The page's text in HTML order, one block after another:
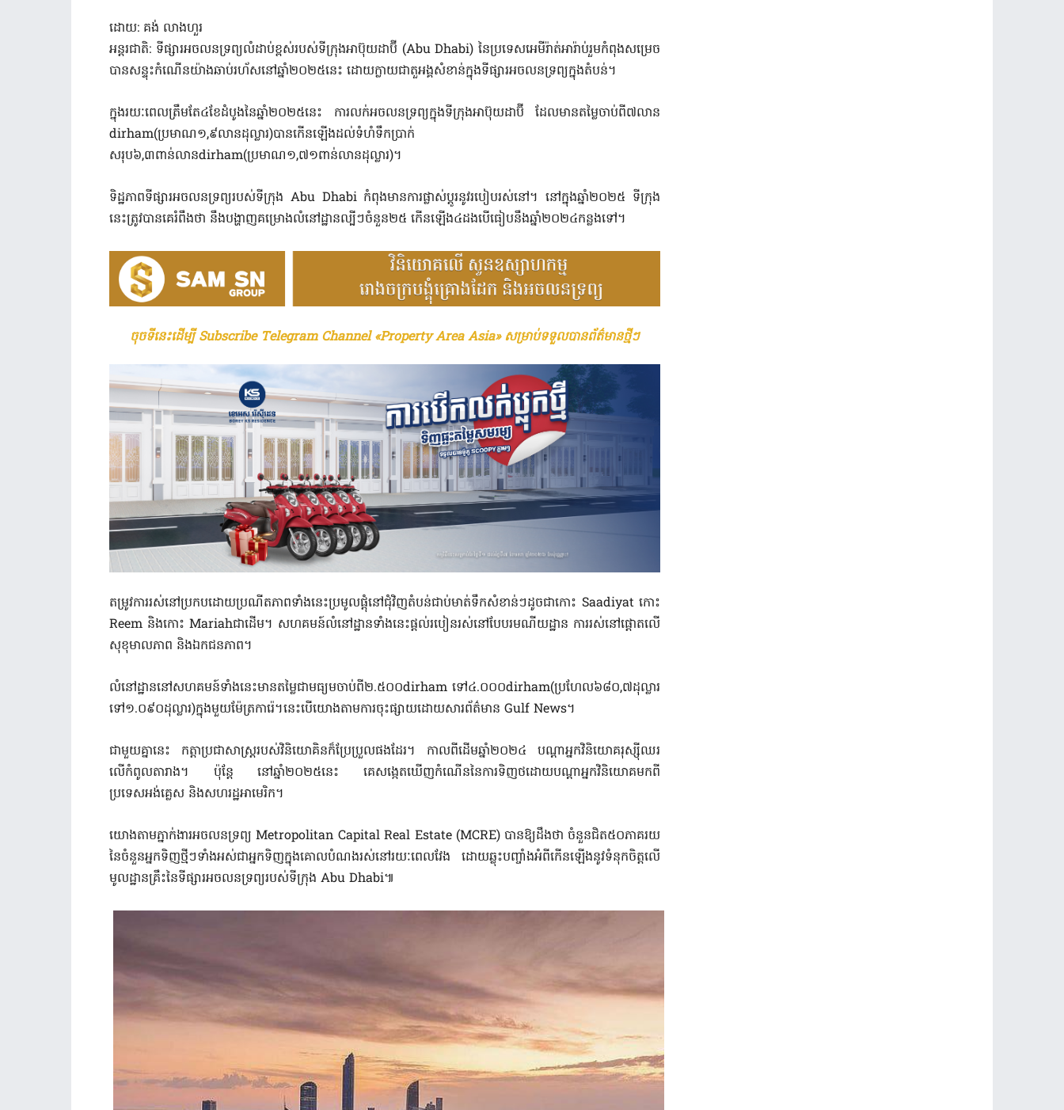
ដោយ: គង់ លាងហួរ
អន្តរជាតិ: ទីផ្សារអចលនទ្រព្យលំដាប់ខ្ពស់របស់ទីក្រុងអាប៊ុយដាប៊ី (Abu Dhabi) នៃប្រទេសអេមីរ៉ាត់អារ៉ាប់រួមកំពុងសម្រេច
បានសន្ទុះកំណើនយ៉ាងឆាប់រហ័សនៅឆ្នាំ២០២៥នេះ ដោយក្លាយជាតួអង្គសំខាន់ក្នុងទីផ្សារអចលនទ្រព្យក្នុងតំបន់។
ក្នុងរយៈពេលត្រឹមតែ៤ខែដំបូងនៃឆ្នាំ២០២៥នេះ ការលក់អចលនទ្រព្យក្នុងទីក្រុងអាប៊ុយដាប៊ី ដែលមានតម្លៃចាប់ពី៧លាន
dirham(ប្រមាណ១,៩លានដុល្លារ)បានកើនឡើងដល់ទំហំទឹកប្រាក់
សរុប៦,៣ពាន់លានdirham(ប្រមាណ១,៧១ពាន់លានដុល្លារ)។
ទិដ្ឋភាព​ទីផ្សារអចលនទ្រព្យ​របស់​ទីក្រុង Abu Dhabi កំពុង​មានការផ្លាស់ប្តូរនូវ​របៀប​រស់នៅ។ នៅក្នុងឆ្នាំ២០២៥ ទីក្រុង
នេះត្រូវបានគេរំពឹងថា នឹងបង្ហាញគម្រោងលំនៅដ្ឋានល្បីៗចំនួន២៥ កើនឡើង៤ដងបើធៀបនឹងឆ្នាំ២០២៤កន្លងទៅ។
ចុចទីនេះដើម្បី Subscribe Telegram Channel «Property Area Asia» សម្រាប់ទទួលបានព័ត៌មានថ្មីៗ
តម្រូវការរស់នៅប្រកបដោយប្រណីតភាពទាំងនេះប្រមូលផ្តុំនៅជុំវិញតំបន់ជាប់មាត់ទឹកសំខាន់ៗដូចជាកោះ Saadiyat កោះ
Reem និងកោះ Mariahជាដើម។ សហគមន៍លំនៅដ្ឋានទាំងនេះផ្តល់របៀនរស់នៅបែបរមណីយដ្ឋាន ការរស់នៅផ្តោតលើ
សុខុមាលភាព និងឯកជនភាព។
លំនៅដ្ឋាននៅសហគមន៍ទាំងនេះមានតម្លៃជាមធ្យមចាប់ពី២.៥០០dirham ទៅ៤.០០០dirham(ប្រហែល៦៨០,៧ដុល្លារ
ទៅ១.០៩០ដុល្លារ)ក្នុងមួយម៉ែត្រការ៉េ។នេះបើយោងតាមការចុះផ្សាយដោយសារព័ត៌មាន Gulf News។
ជាមួយគ្នានេះ កត្តាប្រជាសាស្រ្តរបស់វិនិយោគិនក៏ប្រែប្រួលផងដែរ។ កាលពីដើមឆ្នាំ២០២៤ បណ្តាអ្នកវិនិយោគរុស្ស៊ីឈរ
លើកំពូលតារាង។ ប៉ុន្តែ នៅឆ្នាំ២០២៥នេះ គេសង្កេតឃើញកំណើននៃការទិញថដោយបណ្តាអ្នកវិនិយោគមកពី
ប្រទេសអង់គ្លេស និងសហរដ្ឋអាមេរិក។
យោងតាមភ្នាក់ងារអចលនទ្រព្យ Metropolitan Capital Real Estate (MCRE) បានឱ្យដឹងថា ចំនួនជិត៥០ភាគរយ
នៃចំនួនអ្នកទិញថ្មីៗទាំងអស់ជាអ្នកទិញក្នុងគោលបំណងរស់នៅរយៈពេលវែង ដោយឆ្លុះបញ្ចាំងអំពីកើនឡើងនូវទំនុកចិត្តលើ
មូលដ្ឋានគ្រឹះនៃទីផ្សារអចលនទ្រព្យរបស់ទីក្រុង Abu Dhabi៕